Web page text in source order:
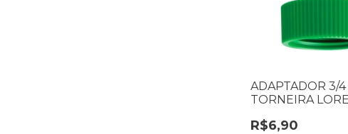
ADAPTADOR 3/4
TORNEIRA
R$6,90